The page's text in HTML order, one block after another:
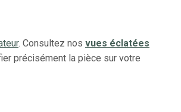
. Consultez nos vues éclatées
précisément la pièce sur votre